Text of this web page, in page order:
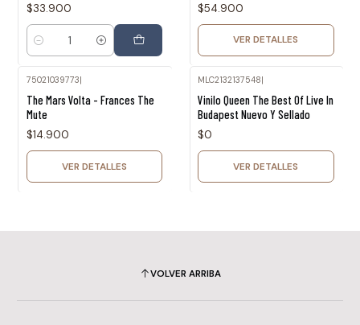
$33.900
Cantidad
$54.900
VER DETALLES
75021039773
The Mars Volta - Frances The
Mute
$14.900
VER DETALLES
MLC2132137548
Vinilo Queen The Best Of Live In
Budapest Nuevo Y Sellado
$0
VER DETALLES
VOLVER ARRIBA